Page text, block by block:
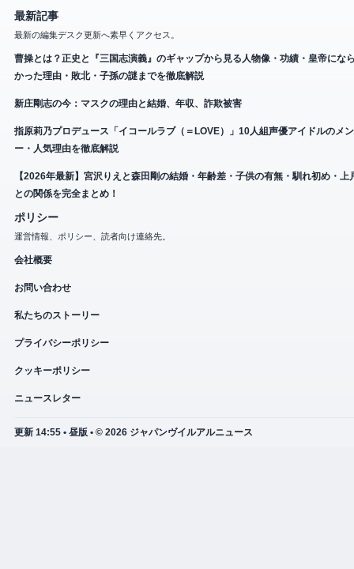
最新記事
最新の編集デスク更新へ素早くアクセス。
曹操とは？正史と『三国志演義』のギャップから見る人物像・功績・皇帝にな
かった理由・敗北・子孫の謎までを徹底解説
新庄剛志の今：マスクの理由と結婚、年収、詐欺被害
指原莉乃プロデュース「イコールラブ（＝LOVE）」10人組声優アイドルのメ
ー・人気理由を徹底解説
【2026年最新】宮沢りえと森田剛の結婚・年齢差・子供の有無・馴れ初め・上
との関係を完全まとめ！
ポリシー
運営情報、ポリシー、読者向け連絡先。
会社概要
お問い合わせ
私たちのストーリー
プライバシーポリシー
クッキーポリシー
ニュースレター
更新 14:55 • 昼版 • © 2026 ジャパンヴイルアルニュース